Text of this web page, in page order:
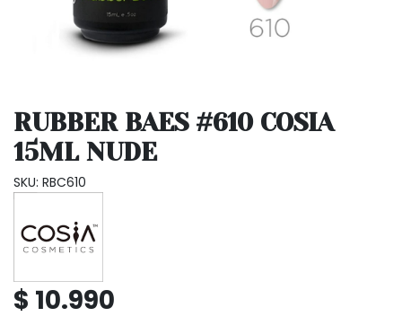
RUBBER BAES #610 COSIA
15ML NUDE
SKU: RBC610
$ 10.990